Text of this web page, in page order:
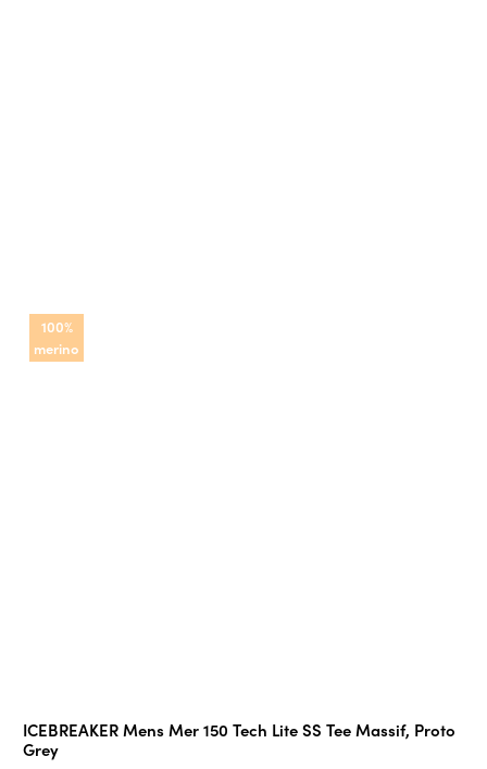
100%
merino
ICEBREAKER Mens Mer 150 Tech Lite SS Tee Massif, Proto
Grey